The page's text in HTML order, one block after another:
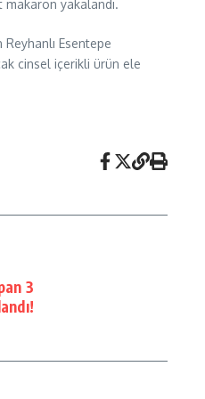
yakalandı.
Esentepe
cinsel içerikli ürün ele
3